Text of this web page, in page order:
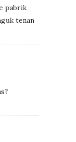
pabrik
tenan